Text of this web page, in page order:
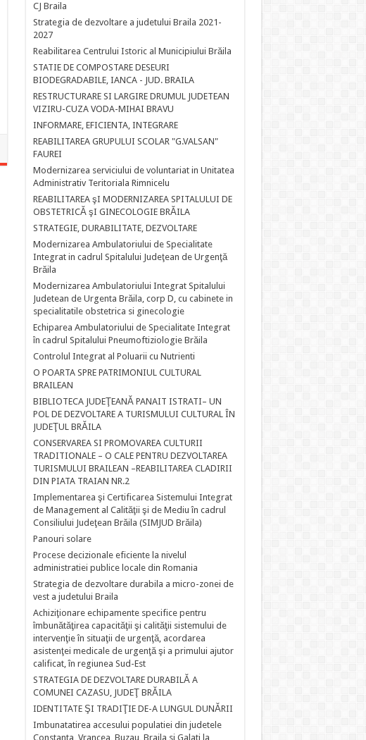
CJ Braila
Strategia de dezvoltare a judetului Braila 2021-
2027
Reabilitarea Centrului Istoric al Municipiului Brăila
STATIE DE COMPOSTARE DESEURI
BIODEGRADABILE, IANCA - JUD. BRAILA
RESTRUCTURARE SI LARGIRE DRUMUL JUDETEAN
VIZIRU-CUZA VODA-MIHAI BRAVU
INFORMARE, EFICIENTA, INTEGRARE
REABILITAREA GRUPULUI SCOLAR "G.VALSAN"
FAUREI
Modernizarea serviciului de voluntariat in Unitatea
Administrativ Teritoriala Rimnicelu
REABILITAREA şI MODERNIZAREA SPITALULUI DE
OBSTETRICĂ şI GINECOLOGIE BRĂILA
STRATEGIE, DURABILITATE, DEZVOLTARE
Modernizarea Ambulatoriului de Specialitate
Integrat in cadrul Spitalului Judeţean de Urgenţă
Brăila
Modernizarea Ambulatoriului Integrat Spitalului
Judetean de Urgenta Brăila, corp D, cu cabinete in
specialitatile obstetrica si ginecologie
Echiparea Ambulatoriului de Specialitate Integrat
în cadrul Spitalului Pneumoftiziologie Brăila
Controlul Integrat al Poluarii cu Nutrienti
O POARTA SPRE PATRIMONIUL CULTURAL
BRAILEAN
BIBLIOTECA JUDEŢEANĂ PANAIT ISTRATI– UN
POL DE DEZVOLTARE A TURISMULUI CULTURAL ÎN
JUDEŢUL BRĂILA
CONSERVAREA SI PROMOVAREA CULTURII
TRADITIONALE – O CALE PENTRU DEZVOLTAREA
TURISMULUI BRAILEAN –REABILITAREA CLADIRII
DIN PIATA TRAIAN NR.2
Implementarea şi Certificarea Sistemului Integrat
de Management al Calităţii şi de Mediu în cadrul
Consiliului Judeţean Brăila (SIMJUD Brăila)
Panouri solare
Procese decizionale eficiente la nivelul
administratiei publice locale din Romania
Strategia de dezvoltare durabila a micro-zonei de
vest a judetului Braila
Achiziţionare echipamente specifice pentru
îmbunătăţirea capacităţii şi calităţii sistemului de
intervenţie în situaţii de urgenţă, acordarea
asistenţei medicale de urgenţă şi a primului ajutor
calificat, în regiunea Sud-Est
STRATEGIA DE DEZVOLTARE DURABILĂ A
COMUNEI CAZASU, JUDEŢ BRĂILA
IDENTITATE ŞI TRADIŢIE DE-A LUNGUL DUNĂRII
Imbunatatirea accesului populatiei din judetele
Constanta, Vrancea, Buzau, Braila si Galati la